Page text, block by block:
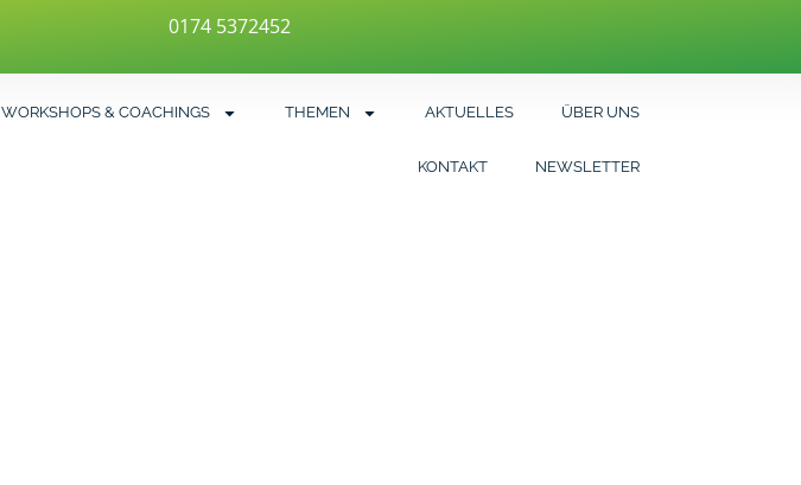
0174 5372452
WORKSHOPS & COACHINGS THEMEN AKTUELLES ÜBER UNS
KONTAKT NEWSLETTER